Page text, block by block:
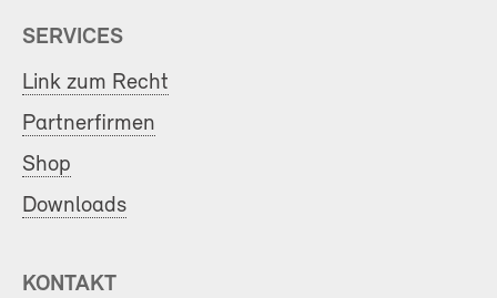
SERVICES
Link zum Recht
Partnerfirmen
Shop
Downloads
KONTAKT